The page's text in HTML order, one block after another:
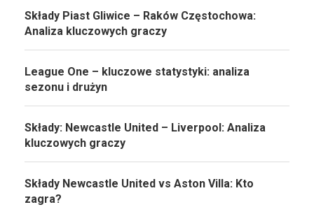
Składy Piast Gliwice – Raków Częstochowa:
Analiza kluczowych graczy
League One – kluczowe statystyki: analiza
sezonu i drużyn
Składy: Newcastle United – Liverpool: Analiza
kluczowych graczy
Składy Newcastle United vs Aston Villa: Kto
zagra?